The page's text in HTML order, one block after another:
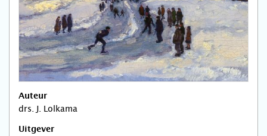
Auteur
drs. J. Lolkama
Uitgever